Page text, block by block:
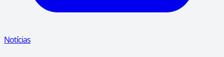
Notícias